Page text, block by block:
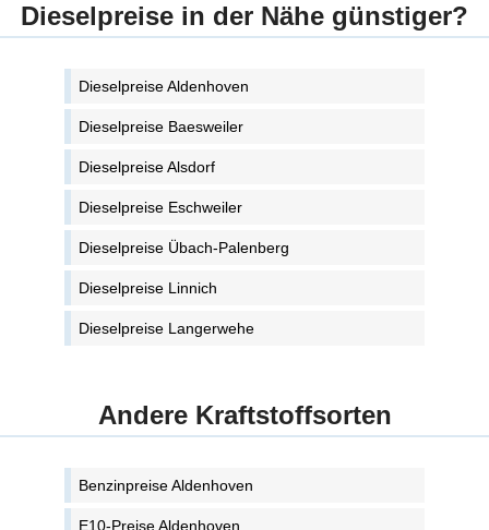
Dieselpreise in der Nähe günstiger?
Dieselpreise Aldenhoven
Dieselpreise Baesweiler
Dieselpreise Alsdorf
Dieselpreise Eschweiler
Dieselpreise Übach-Palenberg
Dieselpreise Linnich
Dieselpreise Langerwehe
Andere Kraftstoffsorten
Benzinpreise Aldenhoven
E10-Preise Aldenhoven